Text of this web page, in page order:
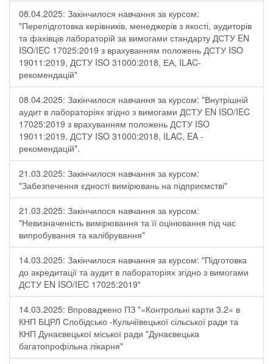
08.04.2025: Закінчилося навчання за курсом:
"Перепідготовка керівників, менеджерів з якості, аудиторів
та фахівців лабораторій за вимогами стандарту ДСТУ EN
ISO/IEC 17025:2019 з врахуванням положень ДСТУ ISO
19011:2019, ДСТУ ISO 31000:2018, ЕА, ILAC-
рекомендацій"
08.04.2025: Закінчилося навчання за курсом: "Внутрішній
аудит в лабораторіях згідно з вимогами ДСТУ EN ISO/IEC
17025:2019 з врахуванням положень ДСТУ ISO
19011:2019, ДСТУ ISO 31000:2018, ILAC, EA -
рекомендацій".
21.03.2025: Закінчилося навчання за курсом:
"Забезпечення єдності вимірювань на підприємстві"
21.03.2025: Закінчилося навчання за курсом:
"Невизначеність вимірювання та її оцінювання під час
випробування та калібрування"
14.03.2025: Закінчилося навчання за курсом: "Підготовка
до акредитації та аудит в лабораторіях згідно з вимогами
ДСТУ EN ISO/IEC 17025:2019"
14.03.2025: Впроваджено ПЗ "«Контрольні карти 3.2» в
КНП БЦРЛ Слобідсько -Кульчіївецької сільської ради та
КНП Дунаєвецької міської ради "Дунаєвецька
багатопрофільна лікарня"